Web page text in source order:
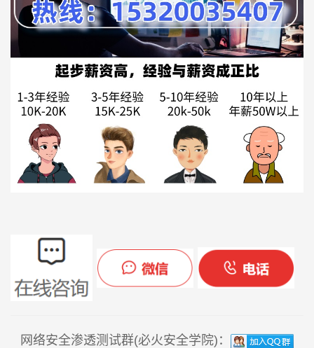
网络安全渗透测试群(必火安全学院)：